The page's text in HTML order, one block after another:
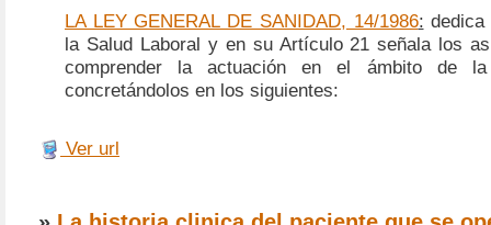
LA LEY GENERAL DE SANIDAD, 14/1986:
la Salud Laboral y en su Artículo 21 señala los
comprender la actuación en el ámbito de la
concretándolos en los siguientes:
Ver url